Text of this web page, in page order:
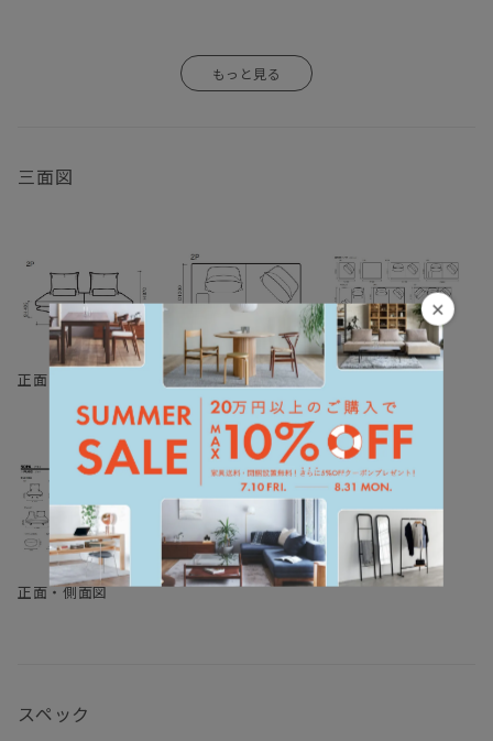
×
三面図
正面・側面図
平面図 １／５０
（単位：mm)
正面・側面図
スペック